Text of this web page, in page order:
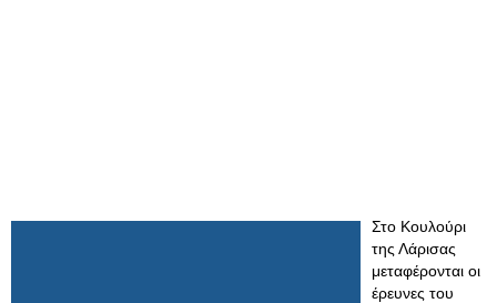
Στο Κουλούρι
της Λάρισας
μεταφέρονται οι
έρευνες του